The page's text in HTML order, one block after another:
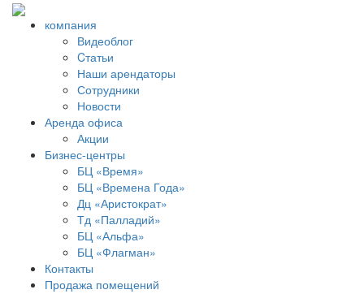
компания
Видеоблог
Cтатьи
Наши арендаторы
Сотрудники
Новости
Аренда офиса
Акции
Бизнес-центры
БЦ «Время»
БЦ «Времена Года»
Дц «Аристократ»
Тд «Палладий»
БЦ «Альфа»
БЦ «Флагман»
Контакты
Продажа помещений